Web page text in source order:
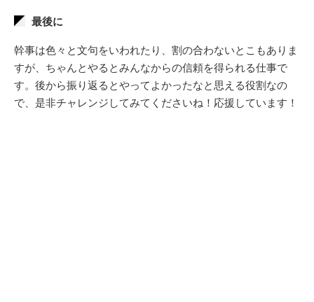
最後に
幹事は色々と文句をいわれたり、割の合わないとこもありま
すが、ちゃんとやるとみんなからの信頼を得られる仕事で
す。後から振り返るとやってよかったなと思える役割なの
で、是非チャレンジしてみてくださいね！応援しています！